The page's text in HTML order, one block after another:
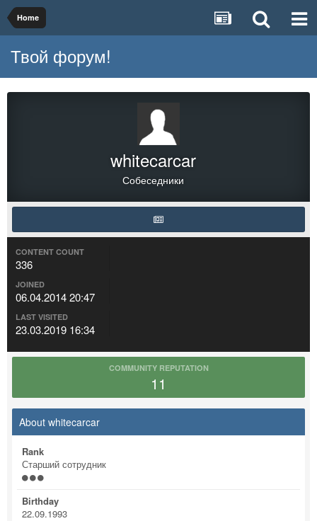
Home
Твой форум!
whitecarcar
Собеседники
CONTENT COUNT
336
JOINED
06.04.2014 20:47
LAST VISITED
23.03.2019 16:34
COMMUNITY REPUTATION
11
About whitecarcar
Rank
Старший сотрудник
Birthday
22.09.1993